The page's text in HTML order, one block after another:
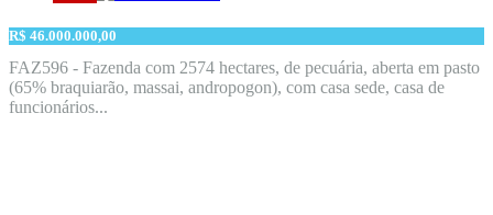
R$ 46.000.000,00
FAZ596 - Fazenda com 2574 hectares, de pecuária, aberta em pasto
(65% braquiarão, massai, andropogon), com casa sede, casa de
funcionários...